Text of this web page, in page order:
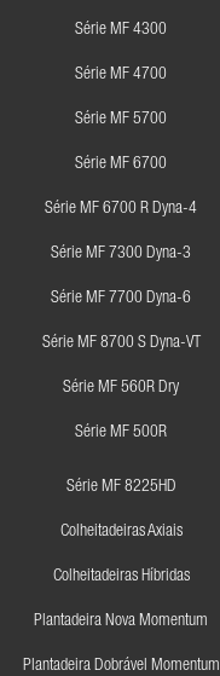
Série MF 4300
Série MF 4700
Série MF 5700
Série MF 6700
Série MF 6700 R Dyna-4
Série MF 7300 Dyna-3
Série MF 7700 Dyna-6
Série MF 8700 S Dyna-VT
Série MF 560R Dry
Série MF 500R
Série MF 8225HD
Colheitadeiras Axiais
Colheitadeiras Híbridas
Plantadeira Nova Momentum
Plantadeira Dobrável Momentum